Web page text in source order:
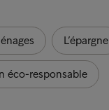
L’épargne
éco-responsable